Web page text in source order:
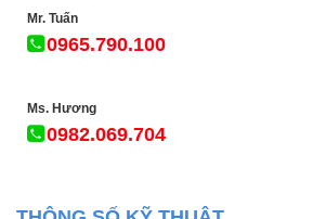
Mr. Tuấn
0965.790.100
Ms. Hương
0982.069.704